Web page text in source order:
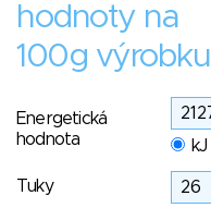
hodnoty na
100g výrobku
Energetická
hodnota
kJ
Tuky